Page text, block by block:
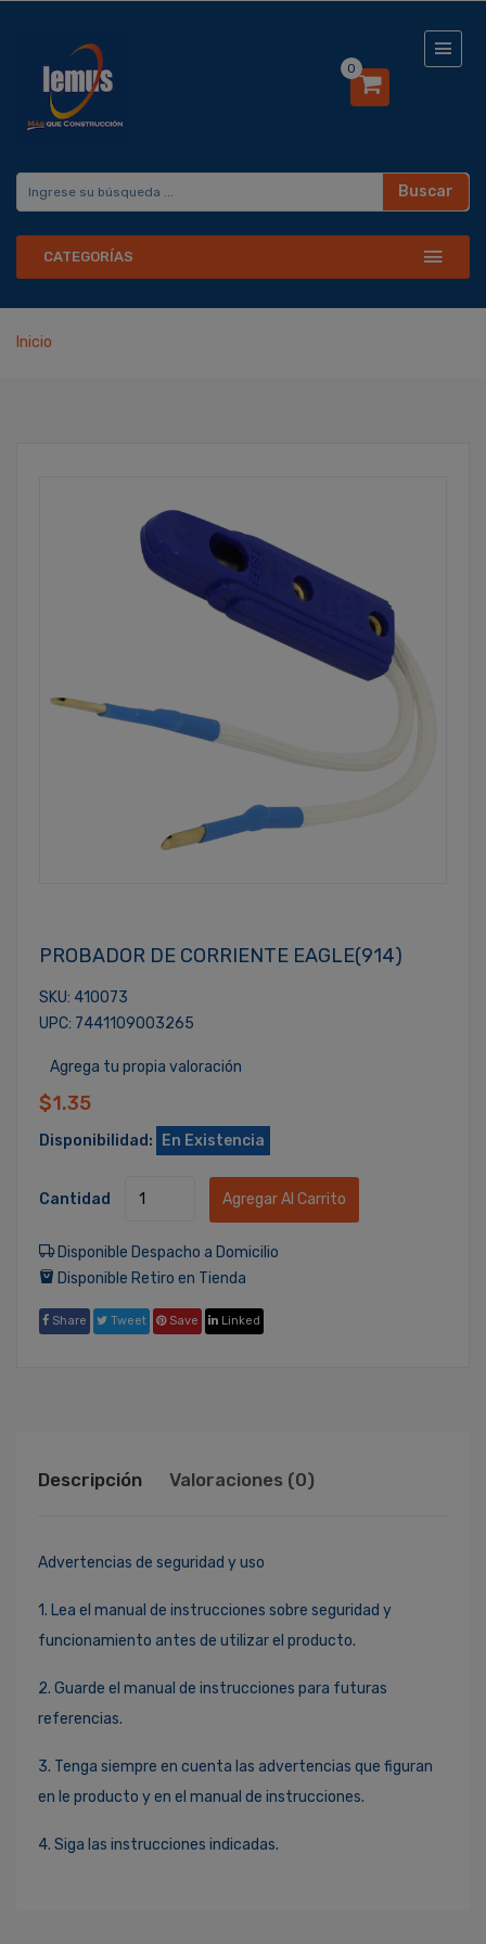
0
Buscar
CATEGORÍAS
Inicio
PROBADOR DE CORRIENTE EAGLE(914)
SKU: 410073
UPC: 7441109003265
Agrega tu propia valoración
$1.35
Disponibilidad: En Existencia
Cantidad Agregar Al Carrito
Disponible Despacho a Domicilio
Disponible Retiro en Tienda
Share Tweet Save Linked
Descripción Valoraciones (0)
Advertencias de seguridad y uso
1. Lea el manual de instrucciones sobre seguridad y
funcionamiento antes de utilizar el producto.
2. Guarde el manual de instrucciones para futuras
referencias.
3. Tenga siempre en cuenta las advertencias que figuran
en le producto y en el manual de instrucciones.
4. Siga las instrucciones indicadas.